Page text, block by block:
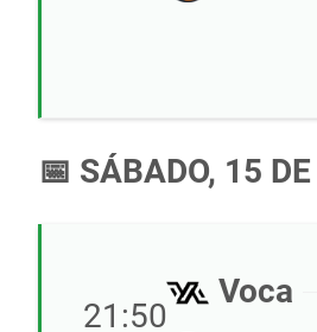
📅 SÁBADO, 15
21:50
Voca